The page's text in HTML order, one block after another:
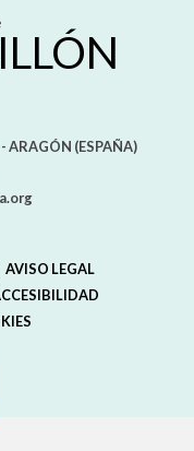
- ARAGÓN (ESPAÑA)
AVISO LEGAL